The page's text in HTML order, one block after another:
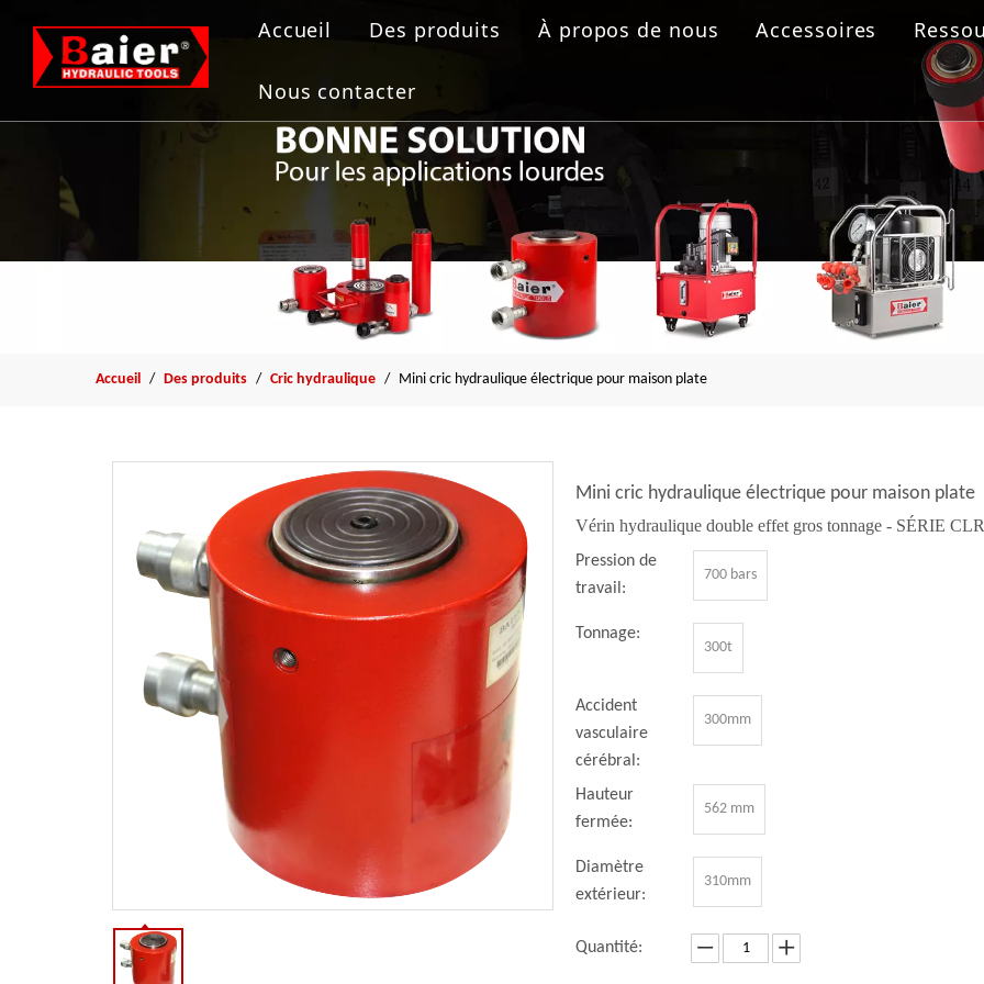
Accueil Des produits
Outils de boulonnage
Vérin hydraulique
Pompe hydrolique
Extracteur
Outil de bride
À propos de nous Accessoires
Nous contacter
Accueil / Des produits / Cric hydraulique / Mini cric hydraulique électrique pour maison plate
Mini cric hydraulique électrique pour maison plate
Vérin hydraulique double effet gros tonnage - SÉRIE
Pression de
travail:
700 bars
Tonnage:
300t
Accident
vasculaire
cérébral:
300mm
Hauteur
fermée:
562 mm
Diamètre
extérieur:
310mm
Quantité: